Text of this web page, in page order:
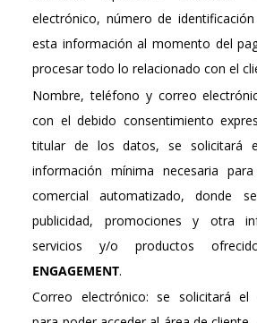
electrónico, número de
esta información al momento del
procesar todo lo relacionado con el
Nombre, teléfono y correo
con el debido consentimiento
titular de los datos, se solicitará
información mínima necesaria
comercial automatizado, donde
publicidad, promociones y otra
servicios y/o productos
ENGAGEMENT.
Correo electrónico: se solicitará el